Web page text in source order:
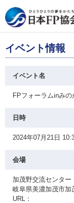
イベント情報
イベント名
FPフォーラムinみの
日時
2024年07月21日
会場
加茂野交流センター
岐阜県美濃加茂市加
URL：